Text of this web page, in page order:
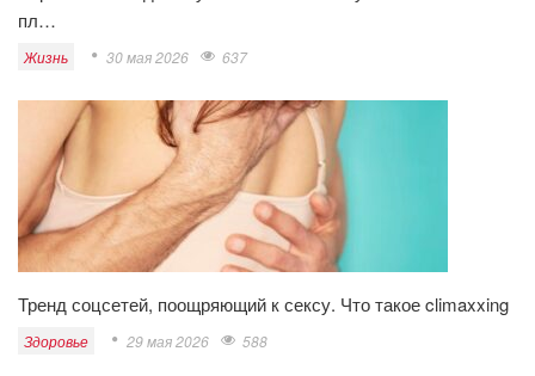
пл…
Жизнь 30 мая 2026 637
Тренд соцсетей, поощряющий к сексу. Что такое climaxxing
Здоровье 29 мая 2026 588